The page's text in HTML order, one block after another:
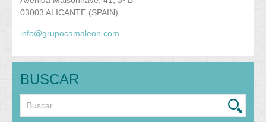
03003 ALICANTE (SPAIN)
info@grupocamaleon.com
BUSCAR